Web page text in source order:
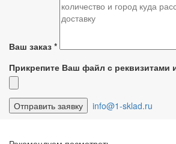
Ваш заказ *
Прикрепите Ваш файл с реквизитами
info@1-sklad.ru